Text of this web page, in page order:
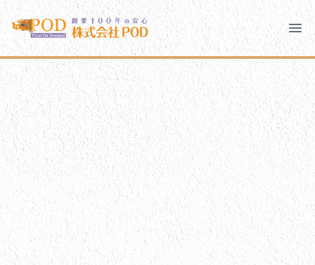
メインコンテンツにスキップ
株式会社ペイント・オン・デマンド
千葉の外壁塗装・屋根塗装なら創業100年の安心 ペイン
株式会社ペイント・オン・デマンド
モバイルメニュー
PODのまちづくり
ご相談と流れ
PODについて